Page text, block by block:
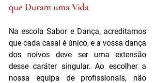
que Duram uma Vida
Na escola Sabor e Dança, acreditamos
que cada casal é único, e a vossa dança
dos noivos deve ser uma extensão
desse caráter singular. Ao escolher a
nossa equipa de profissionais, não